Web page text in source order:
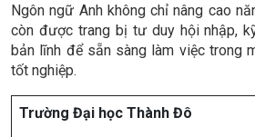
Ngôn ngữ Anh không chỉ nâng cao
còn được trang bị tư duy hội nhập,
bản lĩnh để sẵn sàng làm việc trong
tốt nghiệp.
Trường Đại học Thành Đô